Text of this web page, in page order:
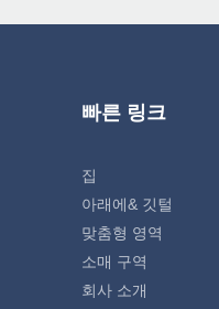
빠른 링크
집
아래에& 깃털
맞춤형 영역
소매 구역
회사 소개